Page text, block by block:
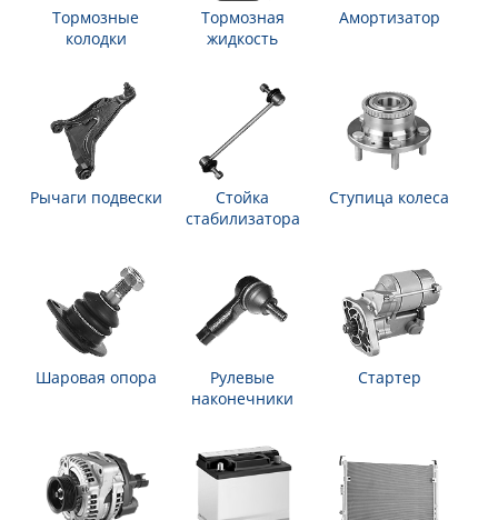
Тормозные
колодки
Тормозная
жидкость
Амортизатор
Рычаги подвески
Стойка
стабилизатора
Ступица колеса
Шаровая опора
Рулевые
наконечники
Стартер